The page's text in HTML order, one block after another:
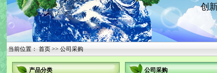
创
当前位置： 首页 >> 公司采购
产品分类 公司采购